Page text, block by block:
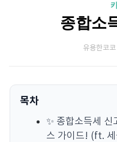
종합소
유용한코코
목차
✨ 종합소득세 신
스 가이드! (ft. 세